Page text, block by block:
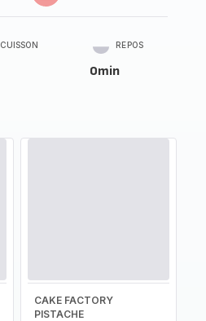
CUISSON REPOS
0min
CAKE FACTORY
PISTACHE